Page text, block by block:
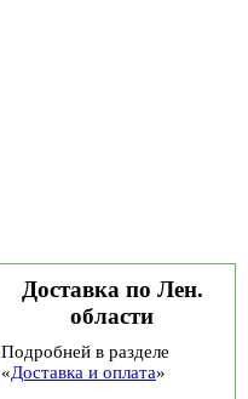
Доставка по Лен.
области
Подробней в разделе
«Доставка и оплата»